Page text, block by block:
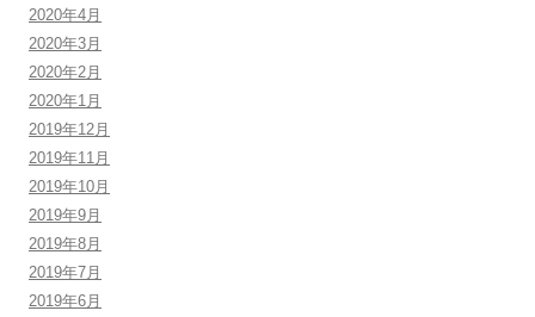
2020年4月
2020年3月
2020年2月
2020年1月
2019年12月
2019年11月
2019年10月
2019年9月
2019年8月
2019年7月
2019年6月